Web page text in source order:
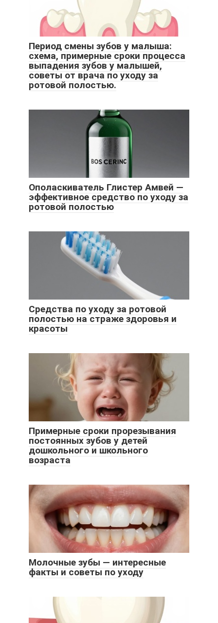
Период смены зубов у малыша:
схема, примерные сроки процесса
выпадения зубов у малышей,
советы от врача по уходу за
ротовой полостью.
Ополаскиватель Глистер Амвей ―
эффективное средство по уходу за
ротовой полостью
Средства по уходу за ротовой
полостью на страже здоровья и
красоты
Примерные сроки прорезывания
постоянных зубов у детей
дошкольного и школьного
возраста
Молочные зубы — интересные
факты и советы по уходу